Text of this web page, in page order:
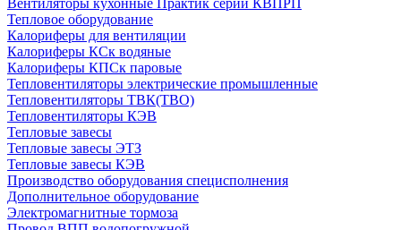
Вентиляторы кухонные Практик серии КВПРП
Тепловое оборудование
Калориферы для вентиляции
Калориферы КСк водяные
Калориферы КПСк паровые
Тепловентиляторы электрические промышленные
Тепловентиляторы ТВК(ТВО)
Тепловентиляторы КЭВ
Тепловые завесы
Тепловые завесы ЭТЗ
Тепловые завесы КЭВ
Производство оборудования специсполнения
Дополнительное оборудование
Электромагнитные тормоза